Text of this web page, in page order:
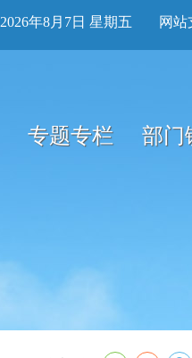
2026年8月7日 星期五 网站
专题专栏 部门